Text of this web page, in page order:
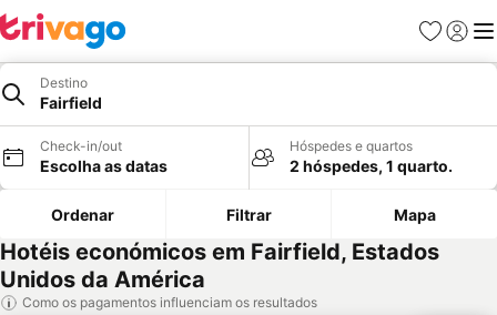
Favoritos
Iniciar
Destino
Fairfield
Check-in/out
Escolha as datas
Hóspedes e quartos
2 hóspedes, 1 quarto.
Ordenar Filtrar Mapa
Hotéis económicos em Fairfield, Estados
Unidos da América
Como os pagamentos influenciam os resultados